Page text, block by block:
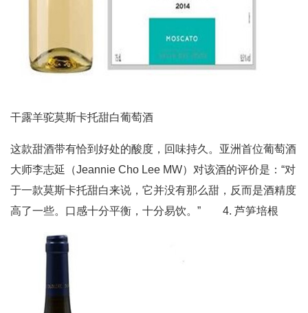
干露羊驼莫斯卡托甜白葡萄酒
这款甜酒带有恰到好处的酸度，回味持久。亚洲首位葡萄酒
大师李志延（Jeannie Cho Lee MW）对该酒的评价是：“对
于一款莫斯卡托甜白来说，它并没有那么甜，反而是酒精度
高了一些。口感十分平衡，十分易饮。” 4. 芦笋培根